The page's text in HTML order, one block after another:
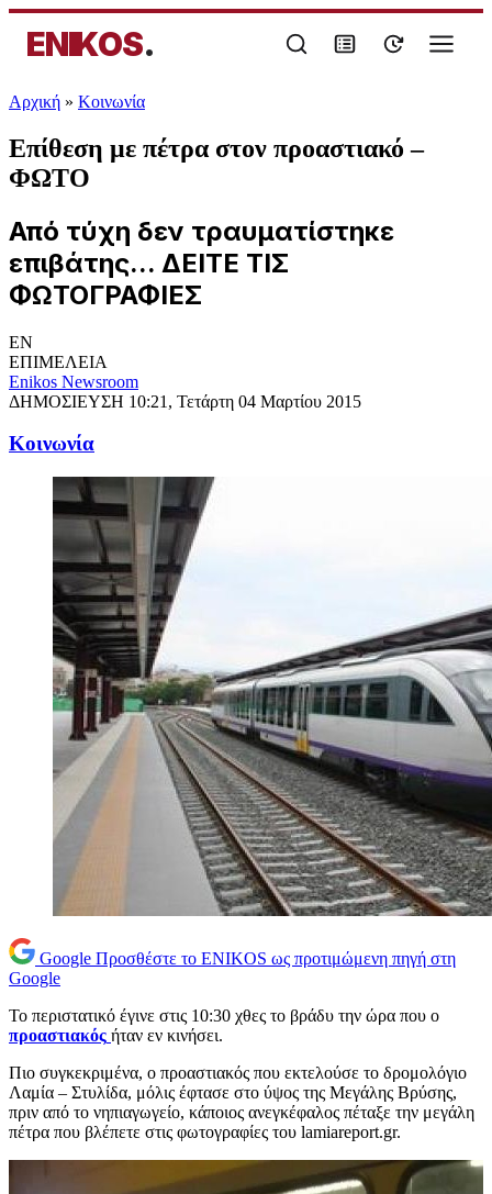
ENIKOS.
Αρχική » Κοινωνία
Επίθεση με πέτρα στον προαστιακό –
ΦΩΤΟ
Από τύχη δεν τραυματίστηκε
επιβάτης... ΔΕΙΤΕ ΤΙΣ
ΦΩΤΟΓΡΑΦΙΕΣ
EN
ΕΠΙΜΕΛΕΙΑ
Enikos Newsroom
ΔΗΜΟΣΙΕΥΣΗ 10:21, Τετάρτη 04 Μαρτίου 2015
Κοινωνία
Google Προσθέστε το ENIKOS ως προτιμώμενη πηγή στη
Google
Το περιστατικό έγινε στις 10:30 χθες το βράδυ την ώρα που ο
προαστιακός ήταν εν κινήσει.
Πιο συγκεκριμένα, ο προαστιακός που εκτελούσε το δρομολόγιο
Λαμία – Στυλίδα, μόλις έφτασε στο ύψος της Μεγάλης Βρύσης,
πριν από το νηπιαγωγείο, κάποιος ανεγκέφαλος πέταξε την μεγάλη
πέτρα που βλέπετε στις φωτογραφίες του lamiareport.gr.